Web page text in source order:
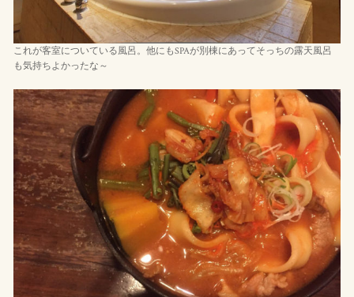
これが客室についている風呂。他にもSPAが別棟にあってそっちの露天風呂
も気持ちよかったな～